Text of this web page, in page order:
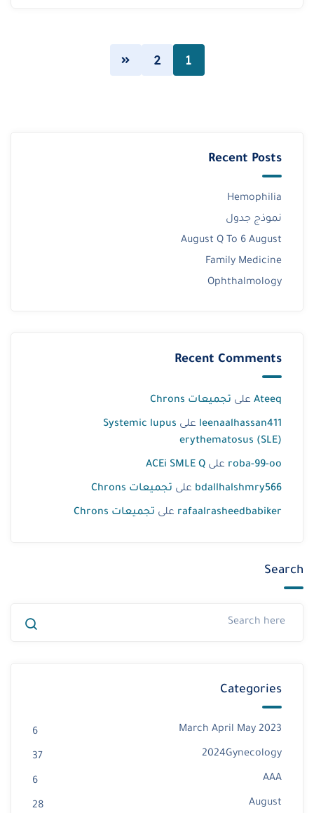
1
2
Recent Posts
Hemophilia
نموذج جدول
August Q To 6 August
Family Medicine
Ophthalmology
Recent Comments
Ateeq على تجميعات Chrons
leenaalhassan411 على Systemic lupus
erythematosus (SLE)
roba-99-oo على ACEi SMLE Q
bdallhalshmry566 على تجميعات Chrons
rafaalrasheedbabiker على تجميعات Chrons
Search
Categories
2023 March April May
6
2024Gynecology
37
AAA
6
August
28